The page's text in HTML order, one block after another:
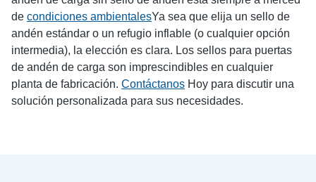
de condiciones ambientalesYa sea que elija un sello de
andén estándar o un refugio inflable (o cualquier opción
intermedia), la elección es clara. Los sellos para puertas
de andén de carga son imprescindibles en cualquier
planta de fabricación. Contáctanos Hoy para discutir una
solución personalizada para sus necesidades.